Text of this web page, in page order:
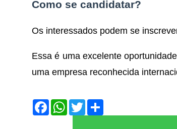
Como se candidatar?
Os interessados podem se
Essa é uma excelente
uma empresa reconhecida
F
a
W
h
T
w